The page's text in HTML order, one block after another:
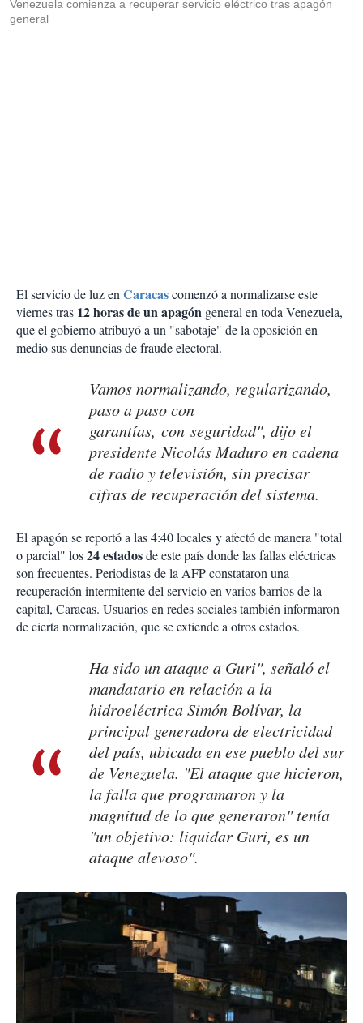
Venezuela comienza a recuperar servicio eléctrico tras apagón
general
El servicio de luz enCaracascomenzó a normalizarse este
viernes tras 12 horas de un apagón general en toda Venezuela,
que el gobierno atribuyó a un "sabotaje" de la oposición en
medio sus denuncias de fraude electoral.
Vamos normalizando, regularizando,
paso a paso con
garantías, con seguridad", dijo el
presidente Nicolás Maduro en cadena
de radio y televisión, sin precisar
cifras de recuperación del sistema.
El apagón se reportó a las 4:40 locales y afectó de manera "total
o parcial" los24 estadosde este país donde las fallas eléctricas
son frecuentes. Periodistas de la AFP constataron una
recuperación intermitente del servicio en varios barrios de la
capital, Caracas. Usuarios en redes sociales también informaron
de cierta normalización, que se extiende a otros estados.
Ha sido un ataque a Guri", señaló el
mandatario en relación a la
hidroeléctrica Simón Bolívar, la
principal generadora de electricidad
del país, ubicada en ese pueblo del sur
de Venezuela. "El ataque que hicieron,
la falla que programaron y la
magnitud de lo que generaron" tenía
"un objetivo: liquidar Guri, es un
ataque alevoso".